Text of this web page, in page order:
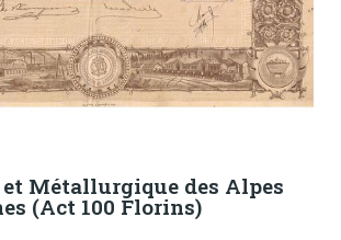
Métallurgique des Alpes
(Act 100 Florins)